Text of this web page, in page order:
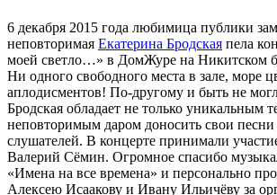
6 декабря 2015 года любимица публики
неповторимая Екатерина Бродская пела
моей светло…» в ДомЖуре на Никитском
Ни одного свободного места в зале, море
аплодисментов! По-другому и быть не
Бродская обладает не только уникальным
неповторимым даром доносить свои песни
слушателей. В концерте принимали
Валерий Сёмин. Огромное спасибо
«Имена на все времена» и персонально
Алексею Исаакову и Ивану Ильичёву за